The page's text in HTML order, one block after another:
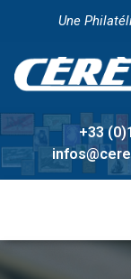
Une
+33